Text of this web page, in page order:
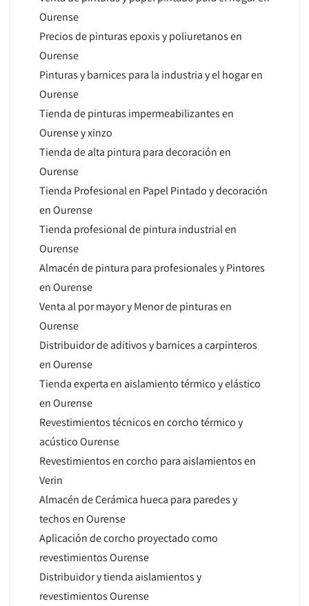
Ourense
Precios de pinturas epoxis y poliuretanos en
Ourense
Pinturas y barnices para la industria y el hogar en
Ourense
Tienda de pinturas impermeabilizantes en
Ourense y xinzo
Tienda de alta pintura para decoración en
Ourense
Tienda Profesional en Papel Pintado y decoración
en Ourense
Tienda profesional de pintura industrial en
Ourense
Almacén de pintura para profesionales y Pintores
en Ourense
Venta al por mayor y Menor de pinturas en
Ourense
Distribuidor de aditivos y barnices a carpinteros
en Ourense
Tienda experta en aislamiento térmico y elástico
en Ourense
Revestimientos técnicos en corcho térmico y
acústico Ourense
Revestimientos en corcho para aislamientos en
Verin
Almacén de Cerámica hueca para paredes y
techos en Ourense
Aplicación de corcho proyectado como
revestimientos Ourense
Distribuidor y tienda aislamientos y
revestimientos Ourense